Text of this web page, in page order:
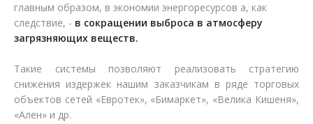
главным образом, в экономии энергоресурсов а, как
следствие, - в сокращении выброса в атмосферу
загрязняющих веществ.
Такие системы позволяют реализовать стратегию
снижения издержек нашим заказчикам в ряде торговых
объектов сетей «Евротек», «Бимаркет», «Велика Кишеня»,
«Ален» и др.